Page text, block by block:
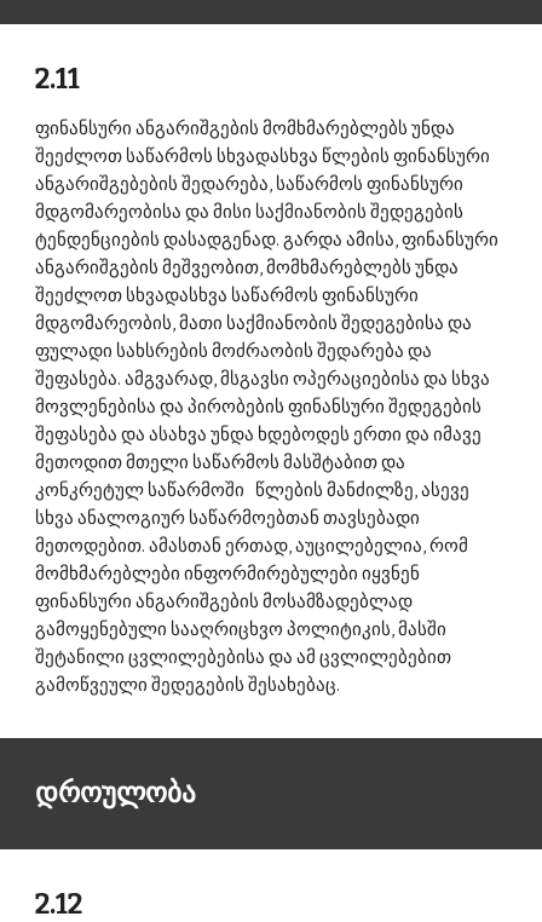
2.11
ფინანსური ანგარიშგების მომხმარებლებს უნდა
შეეძლოთ საწარმოს სხვადასხვა წლების ფინანსური
ანგარიშგებების შედარება, საწარმოს ფინანსური
მდგომარეობისა და მისი საქმიანობის შედეგების
ტენდენციების დასადგენად. გარდა ამისა, ფინანსური
ანგარიშგების მეშვეობით, მომხმარებლებს უნდა
შეეძლოთ სხვადასხვა საწარმოს ფინანსური
მდგომარეობის, მათი საქმიანობის შედეგებისა და
ფულადი სახსრების მოძრაობის შედარება და
შეფასება. ამგვარად, მსგავსი ოპერაციებისა და სხვა
მოვლენებისა და პირობების ფინანსური შედეგების
შეფასება და ასახვა უნდა ხდებოდეს ერთი და იმავე
მეთოდით მთელი საწარმოს მასშტაბით და
კონკრეტულ საწარმოში   წლების მანძილზე, ასევე
სხვა ანალოგიურ საწარმოებთან თავსებადი
მეთოდებით. ამასთან ერთად, აუცილებელია, რომ
მომხმარებლები ინფორმირებულები იყვნენ
ფინანსური ანგარიშგების მოსამზადებლად
გამოყენებული სააღრიცხვო პოლიტიკის, მასში
შეტანილი ცვლილებებისა და ამ ცვლილებებით
გამოწვეული შედეგების შესახებაც.
დროულობა
2.12